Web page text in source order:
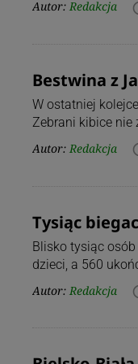
Autor: Redakcja
Bestwina z
W ostatniej
Zebrani kibice nie
Autor: Redakcja
Tysiąc
Blisko tysiąc osób
dzieci, a 560
Autor: Redakcja